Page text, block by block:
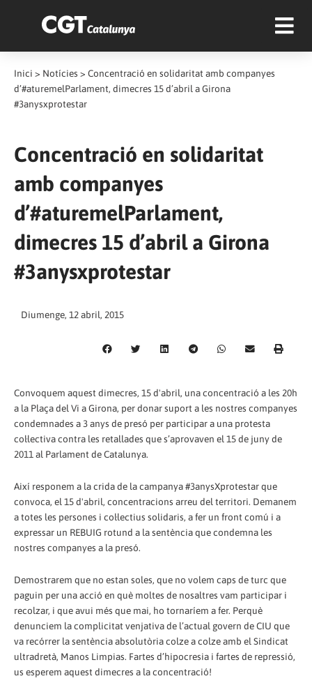
Inici > Notícies > Concentració en solidaritat amb companyes
d’#aturemelParlament, dimecres 15 d’abril a Girona
#3anysxprotestar
Concentració en solidaritat
amb companyes
d’#aturemelParlament,
dimecres 15 d’abril a Girona
#3anysxprotestar
Diumenge, 12 abril, 2015
Convoquem aquest dimecres, 15 d'abril, una concentració a les 20h
a la Plaça del Vi a Girona, per donar suport a les nostres companyes
condemnades a 3 anys de presó per participar a una protesta
col·lectiva contra les retallades que s’aprovaven el 15 de juny de
2011 al Parlament de Catalunya.
Així responem a la crida de la campanya #3anysXprotestar que
convoca, el 15 d'abril, concentracions arreu del territori. Demanem
a totes les persones i col·lectius solidaris, a fer un front comú i a
expressar un REBUIG rotund a la sentència que condemna les
nostres companyes a la presó.
Demostrarem que no estan soles, que no volem caps de turc que
paguin per una acció en què moltes de nosaltres vam participar i
recolzar, i que avui més que mai, ho tornaríem a fer. Perquè
denunciem la complicitat venjativa de l’actual govern de CIU que
va recórrer la sentència absolutòria colze a colze amb el Sindicat
ultradretà, Manos Limpias. Fartes d’hipocresia i fartes de repressió,
us esperem aquest dimecres a la concentració!